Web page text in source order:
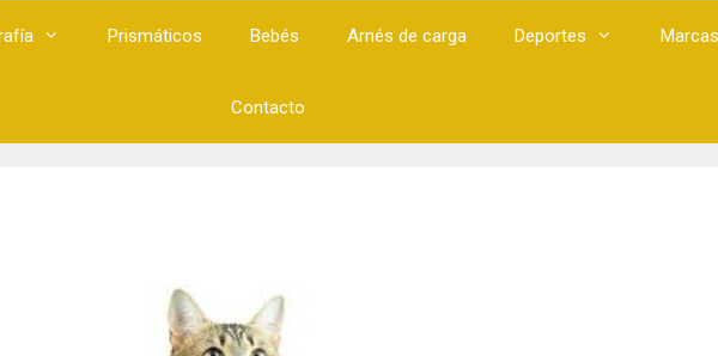
Prismáticos Bebés Arnés de carga Deportes Marcas
Contacto